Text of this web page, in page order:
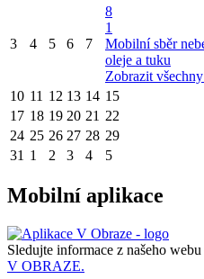
3 4 5 6 7
8
1
Mobilní sběr
oleje a tuku
Zobrazit
10 11 12 13 14 15
17 18 19 20 21 22
24 25 26 27 28 29
31 1 2 3 4 5
Mobilní aplikace
Sledujte informace z našeho
V OBRAZE.